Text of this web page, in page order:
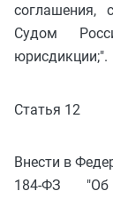
соглашения,
Судом
юрисдикции;".
Статья 12
Внести в
184-ФЗ "Об